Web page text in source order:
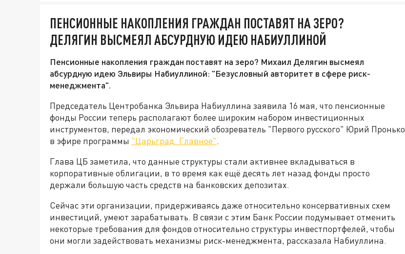
ПЕНСИОННЫЕ НАКОПЛЕНИЯ ГРАЖДАН ПОСТАВЯТ НА ЗЕРО?
ДЕЛЯГИН ВЫСМЕЯЛ АБСУРДНУЮ ИДЕЮ НАБИУЛЛИНОЙ
Пенсионные накопления граждан поставят на зеро? Михаил Делягин высмеял
абсурдную идею Эльвиры Набиуллиной: "Безусловный авторитет в сфере риск-
менеджмента".
Председатель Центробанка Эльвира Набиуллина заявила 16 мая, что пенсионные
фонды России теперь располагают более широким набором инвестиционных
инструментов, передал экономический обозреватель "Первого русского" Юрий Пронько
в эфире программы "Царьград. Главное".
Глава ЦБ заметила, что данные структуры стали активнее вкладываться в
корпоративные облигации, в то время как ещё десять лет назад фонды просто
держали большую часть средств на банковских депозитах.
Сейчас эти организации, придерживаясь даже относительно консервативных схем
инвестиций, умеют зарабатывать. В связи с этим Банк России подумывает отменить
некоторые требования для фондов относительно структуры инвестпортфелей, чтобы
они могли задействовать механизмы риск-менеджмента, рассказала Набиуллина.